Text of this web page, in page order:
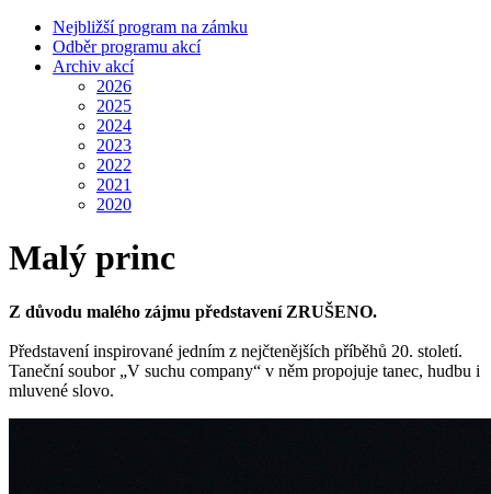
Nejbližší program na zámku
Odběr programu akcí
Archiv akcí
2026
2025
2024
2023
2022
2021
2020
Malý princ
Z důvodu malého zájmu představení ZRUŠENO.
Představení inspirované jedním z nejčtenějších příběhů 20. století.
Taneční soubor „V suchu company“ v něm propojuje tanec, hudbu i
mluvené slovo.